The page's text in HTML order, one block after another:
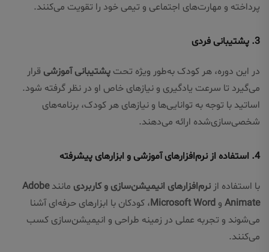
پرداخته و مهارت‌های اجتماعی و تیمی خود را تقویت می‌کنند.
3. پشتیبانی فردی
در این دوره، هر کودک به‌طور ویژه تحت پشتیبانی آموزشی قرار
می‌گیرد تا سرعت یادگیری و نیازهای خاص او در نظر گرفته شود.
اساتید با توجه به توانایی‌ها و نیازهای هر کودک، برنامه‌های
شخصی‌سازی‌شده ارائه می‌دهند.
4. استفاده از نرم‌افزارهای آموزشی و ابزارهای پیشرفته
با استفاده از نرم‌افزارهای انیمیشن‌سازی و کاربردی مانندAdobe
Animate و Microsoft Word، کودکان با ابزارهای حرفه‌ای آشنا
می‌شوند و تجربه عملی در زمینه طراحی و انیمیشن‌سازی کسب
می‌کنند.